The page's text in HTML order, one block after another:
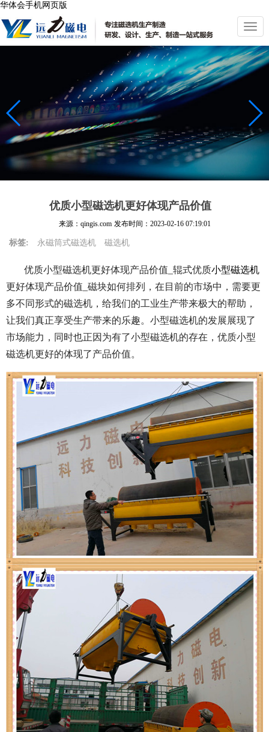
华体会手机网页版
切
换
导
航
优质小型磁选机更好体现产品价值
来源：qingis.com 发布时间： 2023-02-16 07:19:01
标签: 永磁筒式磁选机 磁选机
优质小型磁选机更好体现产品价值_辊式优质小型磁选机
更好体现产品价值_磁块如何排列，在目前的市场中，需要更
多不同形式的磁选机，给我们的工业生产带来极大的帮助，
让我们真正享受生产带来的乐趣。小型磁选机的发展展现了
市场能力，同时也正因为有了小型磁选机的存在，优质小型
磁选机更好的体现了产品价值。